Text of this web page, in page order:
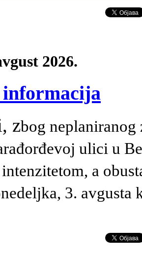
2026.
informacija
zbog neplaniranog
ulici u
a
3. avgusta